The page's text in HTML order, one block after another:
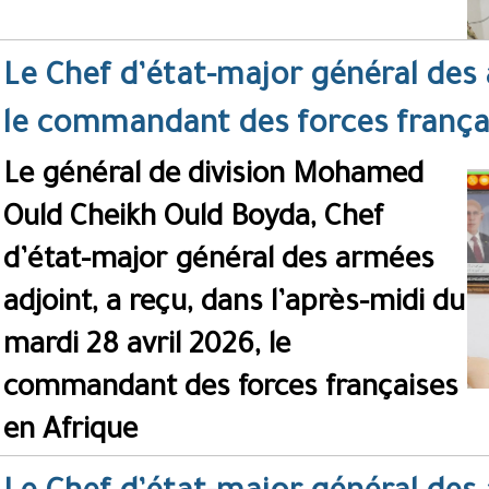
Le Chef d’état-major général
le commandant des forces
Le général de division Mohamed
Ould Cheikh Ould Boyda, Chef
d’état-major général des armées
adjoint, a reçu, dans l’après-midi du
mardi 28 avril 2026, le
commandant des forces françaises
en Afrique